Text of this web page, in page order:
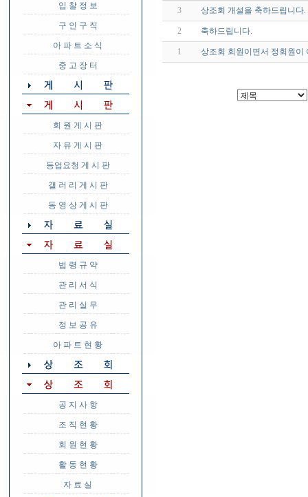
입 찰 정 보
구 인 구 직
아 파 트 소 식
중 고 장 터
회 원 게 시 판
자 유 게 시 판
등업요청 게 시 판
갤 러 리 게 시 판
동 영 상 게 시 판
법 령 규 약
관 리 서 식
관 리 실 무
정 보 공 유
아 파 트 현 황
공 지 사 항
조 직 현 황
회 원 현 황
활 동 현 황
자 료 실
3 상조회 개설을 축하드립니다.
2 축하드립니다.
1 상조회 회원이면서 정회원이